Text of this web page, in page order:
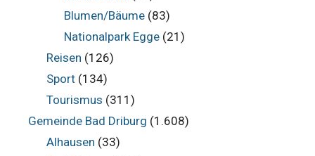
Blumen/Bäume (83)
Nationalpark Egge (21)
Reisen (126)
Sport(134)
Tourismus (311)
Gemeinde Bad Driburg (1.608)
Alhausen (33)